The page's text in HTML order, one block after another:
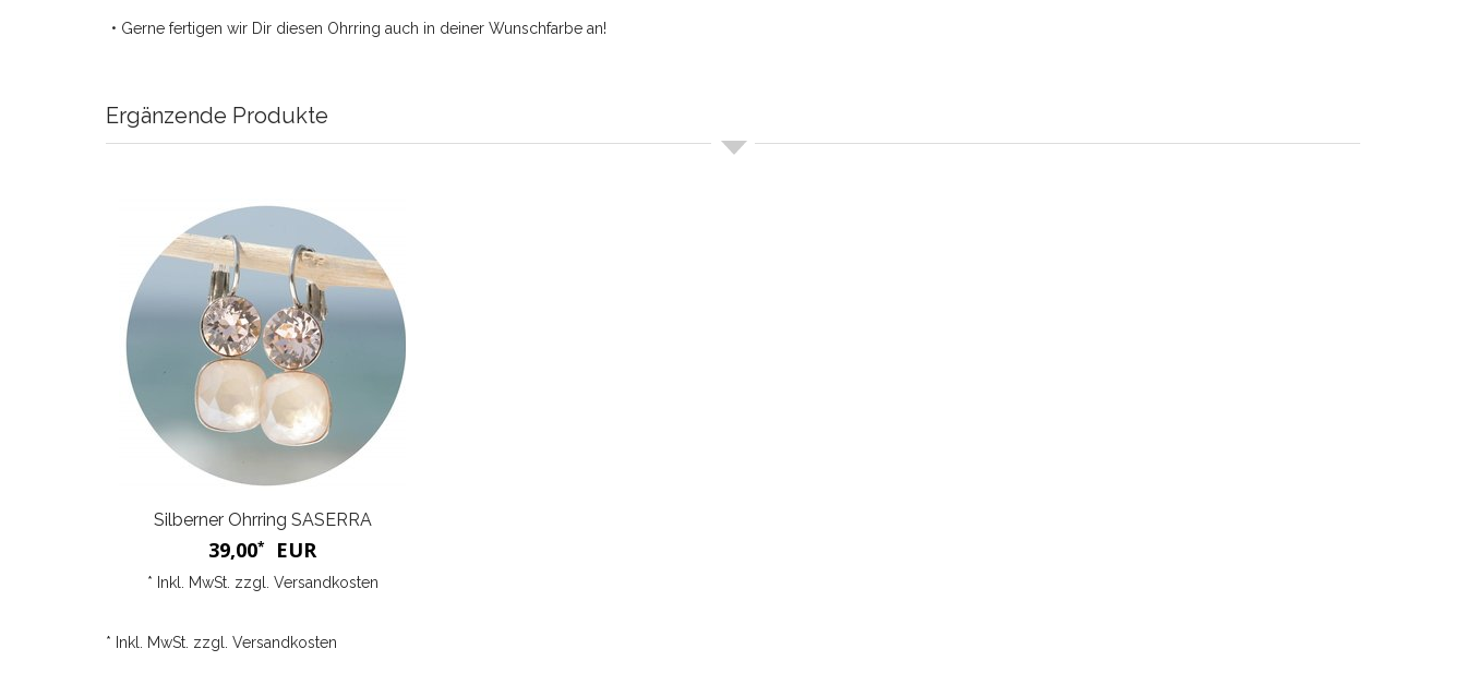
• Gerne fertigen wir Dir diesen Ohrring auch in deiner Wunschfarbe an!
Ergänzende Produkte
Silberner Ohrring SASERRA
39,00* EUR
* Inkl. MwSt. zzgl. Versandkosten
* Inkl. MwSt. zzgl. Versandkosten